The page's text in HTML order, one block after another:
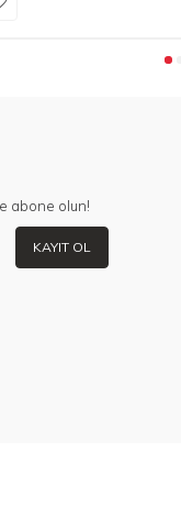
abone olun!
KAYIT OL